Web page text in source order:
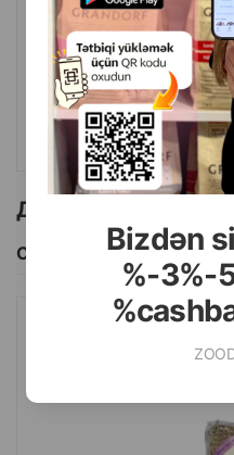
Bizdən
%-3%-
( Отзывы)
Масса
1 шт
Другие товоры
Смотреть Все